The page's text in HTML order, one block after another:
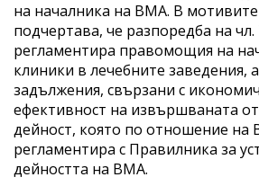
на началника на ВМА. В
подчертава, че разпоредба на чл.
регламентира правомощия на
клиники в лечебните заведения,
задължения, свързани с
ефективност на извършваната
дейност, която по отношение на
регламентира с Правилника за
дейността на ВМА.